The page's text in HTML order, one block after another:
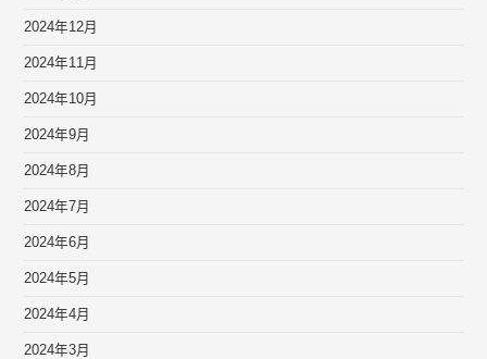
2024年12月
2024年11月
2024年10月
2024年9月
2024年8月
2024年7月
2024年6月
2024年5月
2024年4月
2024年3月